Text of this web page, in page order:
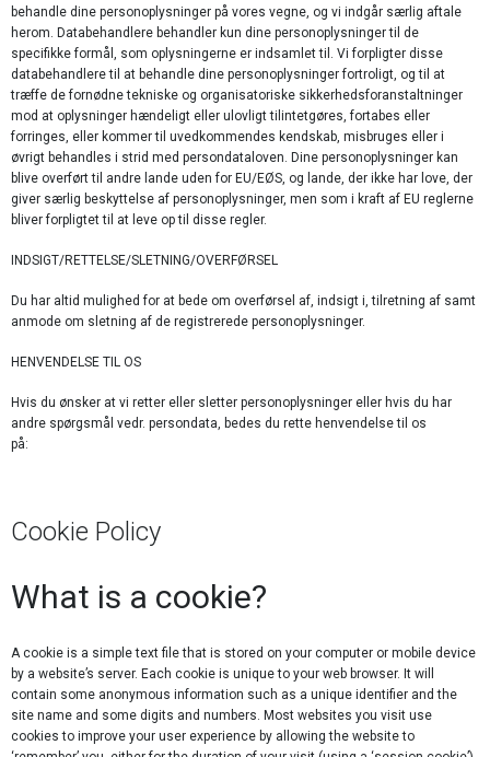
behandle dine personoplysninger på vores vegne, og vi indgår særlig aftale
herom. Databehandlere behandler kun dine personoplysninger til de
specifikke formål, som oplysningerne er indsamlet til. Vi forpligter disse
databehandlere til at behandle dine personoplysninger fortroligt, og til at
træffe de fornødne tekniske og organisatoriske sikkerhedsforanstaltninger
mod at oplysninger hændeligt eller ulovligt tilintetgøres, fortabes eller
forringes, eller kommer til uvedkommendes kendskab, misbruges eller i
øvrigt behandles i strid med persondataloven. Dine personoplysninger kan
blive overført til andre lande uden for EU/EØS, og lande, der ikke har love, der
giver særlig beskyttelse af personoplysninger, men som i kraft af EU reglerne
bliver forpligtet til at leve op til disse regler.
INDSIGT/RETTELSE/SLETNING/OVERFØRSEL
Du har altid mulighed for at bede om overførsel af, indsigt i, tilretning af samt
anmode om sletning af de registrerede personoplysninger.
HENVENDELSE TIL OS
Hvis du ønsker at vi retter eller sletter personoplysninger eller hvis du har
andre spørgsmål vedr. persondata, bedes du rette henvendelse til os
på:
Cookie Policy
What is a cookie?
A cookie is a simple text file that is stored on your computer or mobile device
by a website’s server. Each cookie is unique to your web browser. It will
contain some anonymous information such as a unique identifier and the
site name and some digits and numbers. Most websites you visit use
cookies to improve your user experience by allowing the website to